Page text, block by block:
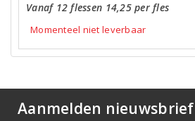
Vanaf 12 flessen 14,25 per fles
Momenteel niet leverbaar
Aanmelden nieuwsbrief